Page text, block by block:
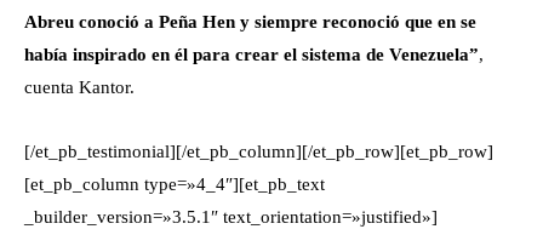
Abreu conoció a Peña Hen y siempre reconoció que en se
había inspirado en él para crear el sistema de Venezuela”,
cuenta Kantor.
[/et_pb_testimonial][/et_pb_column][/et_pb_row][et_pb_row]
[et_pb_column type=»4_4″][et_pb_text
_builder_version=»3.5.1″ text_orientation=»justified»]